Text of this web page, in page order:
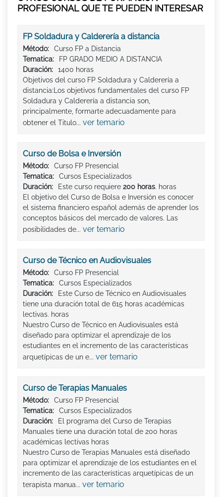
PROFESIONAL QUE TE PUEDEN INTERESAR
FP Soldadura y Calderería a distancia
Método:
Curso FP a Distancia
Tematica:
FP GRADO MEDIO A DISTANCIA
Duración:
1400 horas
Objetivos del curso FP Soldadura y Calderería a
distancia:Los objetivos fundamentales del curso FP
Soldadura y Calderería a distancia son,
principalmente, formarte adecuadamente para
obtener el Titulo... ver temario
Curso de Bolsa e Inversión
Método:
Curso FP Presencial
Tematica:
Cursos Especializados
Duración:
Este curso requiere 200 horas. horas
El objetivo del Curso de Bolsa e Inversión es conocer
el sistema financiero español además de aprender los
conceptos básicos del mercado de valores. Las
posibilidades de... ver temario
Curso de Técnico en Audiovisuales
Método:
Curso FP Presencial
Tematica:
Cursos Especializados
Duración:
Este Curso de Técnico en Audiovisuales
tiene una duración total de 615 horas académicas
lectivas. horas
Nuestro Curso de Técnico en Audiovisuales está
diseñado para optimizar el aprendizaje de los
estudiantes en el incremento de las características
arquetípicas de un e... ver temario
Curso de Terapias Manuales
Método:
Curso FP Presencial
Tematica:
Cursos Especializados
Duración:
El programa del Curso de Terapias
Manuales tiene una duración total de 200 horas
académicas lectivas horas
Nuestro Curso de Terapias Manuales está diseñado
para optimizar el aprendizaje de los estudiantes en el
incremento de las características arquetípicas de un
terapista manua... ver temario